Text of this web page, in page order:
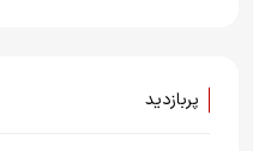
پربازدید